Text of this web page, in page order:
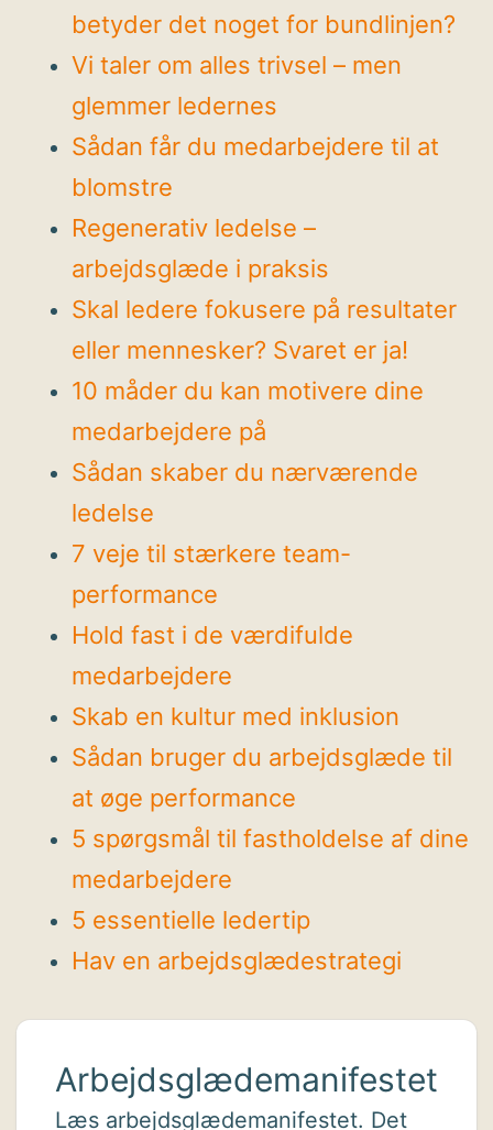
betyder det noget for bundlinjen?
Vi taler om alles trivsel – men
glemmer ledernes
Sådan får du medarbejdere til at
blomstre
Regenerativ ledelse –
arbejdsglæde i praksis
Skal ledere fokusere på resultater
eller mennesker? Svaret er ja!
10 måder du kan motivere dine
medarbejdere på
Sådan skaber du nærværende
ledelse
7 veje til stærkere team-
performance
Hold fast i de værdifulde
medarbejdere
Skab en kultur med inklusion
Sådan bruger du arbejdsglæde til
at øge performance
5 spørgsmål til fastholdelse af dine
medarbejdere
5 essentielle ledertip
Hav en arbejdsglædestrategi
Arbejdsglædemanifestet
Læs arbejdsglædemanifestet. Det